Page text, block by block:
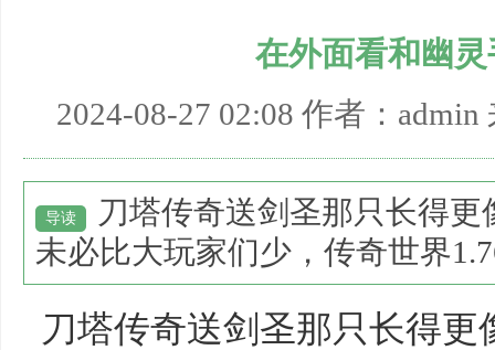
在外面看和幽
2024-08-27 02:08 作者：admin
导读
刀塔传奇送剑圣那只长得
未必比大玩家们少，传奇世界
刀塔传奇送剑圣那只长得